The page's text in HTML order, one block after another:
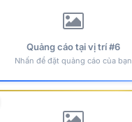
Quảng cáo tại vị trí #6
Nhấn để đặt quảng cáo của bạn